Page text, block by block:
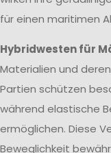
für einen maritimen
Hybridwesten für
Materialien und
Partien schützen
während elastische
ermöglichen. Diese
Beweglichkeit